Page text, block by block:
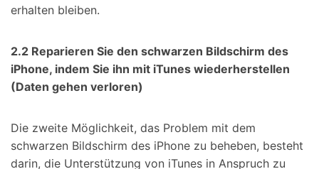
erhalten bleiben.
2.2 Reparieren Sie den schwarzen Bildschirm des
iPhone, indem Sie ihn mit iTunes wiederherstellen
(Daten gehen verloren)
Die zweite Möglichkeit, das Problem mit dem
schwarzen Bildschirm des iPhone zu beheben, besteht
darin, die Unterstützung von iTunes in Anspruch zu